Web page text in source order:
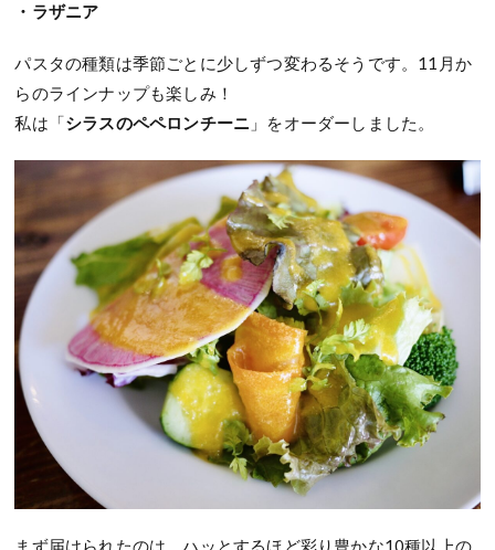
・ラザニア
パスタの種類は季節ごとに少しずつ変わるそうです。11月か
らのラインナップも楽しみ！
私は「シラスのペペロンチーニ 」をオーダーしました。
まず届けられたのは、ハッとするほど彩り豊かな10種以上の